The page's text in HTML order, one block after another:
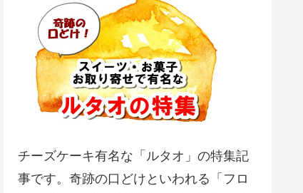
チーズケーキ有名な「ルタオ」の特集記
事です。奇跡の口どけといわれる「フロ